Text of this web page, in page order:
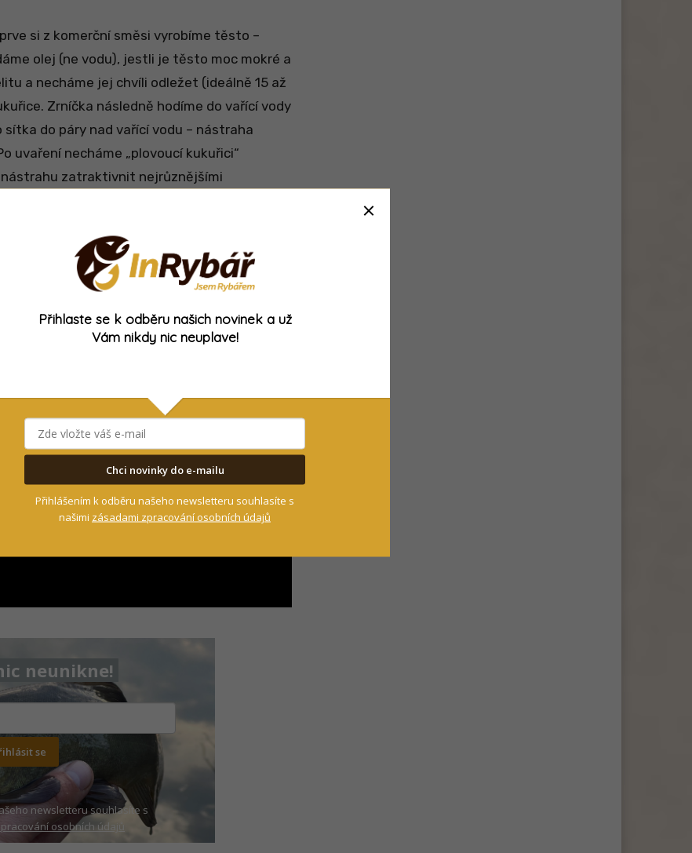
si z komerční směsi vyrobíme těsto –
olej (ne vodu), jestli je těsto moc mokré a
a necháme jej chvíli odležet (ideálně 15 až
Zrníčka následně hodíme do vařící vody
do páry nad vařící vodu – nástraha
uvaření necháme „plovoucí kukuřici“
zatraktivnit nejrůznějšími
nebo tekutými potravami.
plovoucí „kukuřice“ lze použít
neunikne!
se
newsletteru souhlasíte s
osobních údajů
Přihlaste se k odběru našich novinek a už
Vám nikdy nic neuplave!
Chci novinky do e-mailu
Přihlášením k odběru našeho newsletteru souhlasíte s
našimi zásadami zpracování osobních údajů